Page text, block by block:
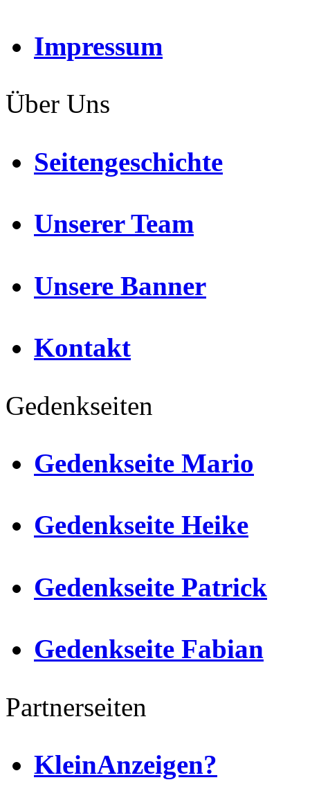
Impressum
Über Uns
Seitengeschichte
Unserer Team
Unsere Banner
Kontakt
Gedenkseiten
Gedenkseite Mario
Gedenkseite Heike
Gedenkseite Patrick
Gedenkseite Fabian
Partnerseiten
KleinAnzeigen?